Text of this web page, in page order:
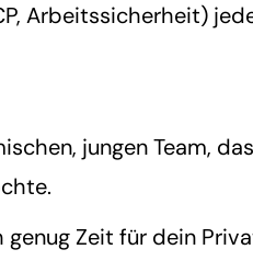
Arbeitssicherheit)
jungen Team,
Zeit für dein